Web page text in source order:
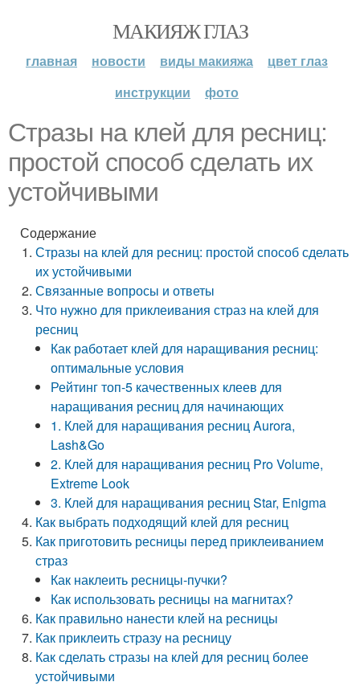
МАКИЯЖ ГЛАЗ
главная новости виды макияжа
цвет глаз
инструкции
фото
Стразы на клей для ресниц:
простой способ сделать их
устойчивыми
Содержание
Стразы на клей для ресниц: простой способ сделать
их устойчивыми
Связанные вопросы и ответы
Что нужно для приклеивания страз на клей для
ресниц
Как работает клей для наращивания ресниц:
оптимальные условия
Рейтинг топ-5 качественных клеев для
наращивания ресниц для начинающих
1. Клей для наращивания ресниц Aurora,
Lash&Go
2. Клей для наращивания ресниц Pro Volume,
Extreme Look
3. Клей для наращивания ресниц Star, Enigma
Как выбрать подходящий клей для ресниц
Как приготовить ресницы перед приклеиванием
страз
Как наклеить ресницы-пучки?
Как использовать ресницы на магнитах?
Как правильно нанести клей на ресницы
Как приклеить стразу на ресницу
Как сделать стразы на клей для ресниц более
устойчивыми